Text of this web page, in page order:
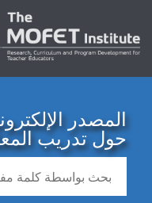
المصدر
حول تدريب